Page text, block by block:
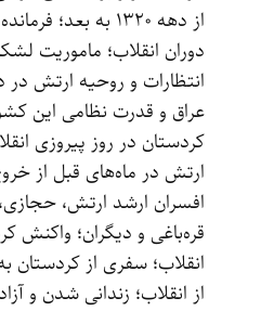
از دهه ۱۳۲۰ به
دوران انقلاب‌؛ ماموریت
انتظارات و روحیه ارتش در
عراق و قدرت نظامی این
کردستان در روز پیروزی
ارتش در ما‌ه‌های قبل از
افسران ارشد ارتش‌،
قره‌باغی و دیگران‌؛ واکنش
انقلاب‌؛ سفری از
از انقلاب‌؛ زندانی شدن و